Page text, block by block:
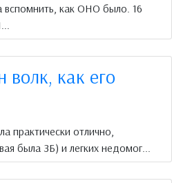
вспомнить, как ОНО было. 16
как его
практически отлично,
была ЗБ) и легких недомог...